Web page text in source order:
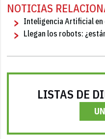
NOTICIAS
Inteligencia Artificial en
Llegan los robots:
LISTAS DE